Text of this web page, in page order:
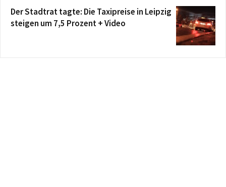
Der Stadtrat tagte: Die Taxipreise in Leipzig
steigen um 7,5 Prozent + Video